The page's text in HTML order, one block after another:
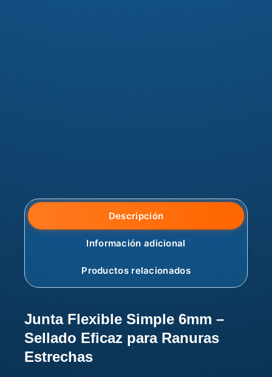
Descripción
Información adicional
Productos relacionados
Junta Flexible Simple 6mm –
Sellado Eficaz para Ranuras
Estrechas